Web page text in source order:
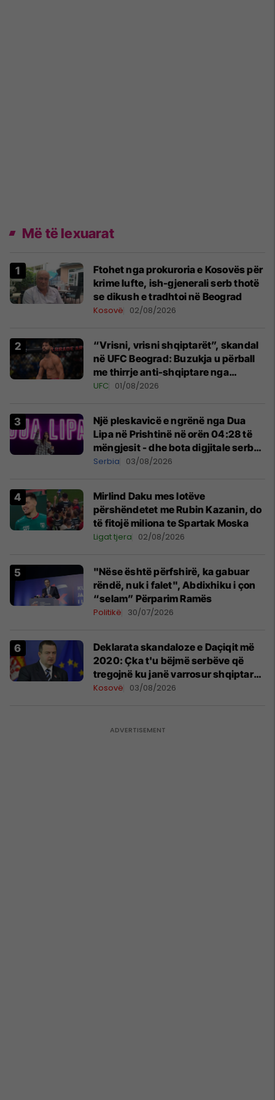
Më të lexuarat
Ftohet nga prokuroria e Kosovës për
krime lufte, ish-gjenerali serb thotë
se dikush e tradhtoi në Beograd
Kosovë 02/08/2026
“Vrisni, vrisni shqiptarët”, skandal
në UFC Beograd: Buzukja u përball
me thirrje anti-shqiptare nga
tribunat
UFC 01/08/2026
Një pleskavicë e ngrënë nga Dua
Lipa në Prishtinë në orën 04:28 të
mëngjesit - dhe bota digjitale serbe
shpall gjendjen e luftës
Serbia 03/08/2026
Mirlind Daku mes lotëve
përshëndetet me Rubin Kazanin, do
të fitojë miliona te Spartak Moska
Ligat tjera 02/08/2026
"Nëse është përfshirë, ka gabuar
rëndë, nuk i falet", Abdixhiku i çon
“selam” Përparim Ramës
Politikë 30/07/2026
​Deklarata skandaloze e Daçiqit më
2020: Çka t'u bëjmë serbëve që
tregojnë ku janë varrosur shqiptarët
në Serbi
Kosovë 03/08/2026